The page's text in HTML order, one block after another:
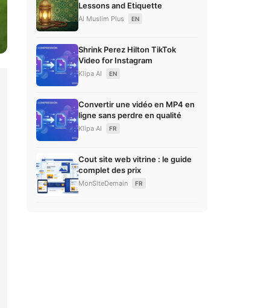
Lessons and Etiquette
Al Muslim Plus EN
Shrink Perez Hilton TikTok
Video for Instagram
Klipa AI EN
Convertir une vidéo en MP4 en
ligne sans perdre en qualité
Klipa AI FR
Cout site web vitrine : le guide
complet des prix
MonSiteDemain FR